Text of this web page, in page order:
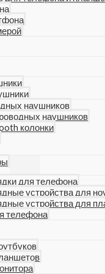
наушников
наушников
колонки
для телефона
устройства для
устройства для
телефона